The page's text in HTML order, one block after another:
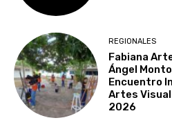
REGIONALES
Fabiana
Ángel
Encuentro
Artes
2026